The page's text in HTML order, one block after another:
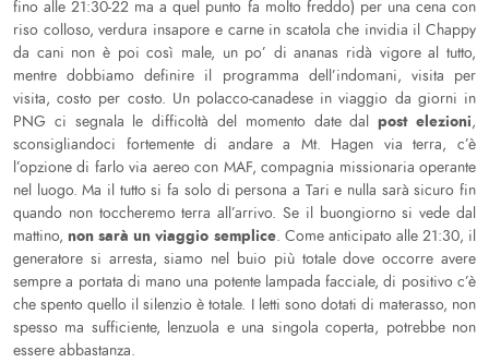
fino alle 21:30-22 ma a quel punto fa molto freddo) per una cena con
riso colloso, verdura insapore e carne in scatola che invidia il Chappy
da cani non è poi così male, un po’ di ananas ridà vigore al tutto,
mentre dobbiamo definire il programma dell’indomani, visita per
visita, costo per costo. Un polacco-canadese in viaggio da giorni in
PNG ci segnala le difficoltà del momento date dalpost elezioni,
sconsigliandoci fortemente di andare a Mt. Hagen via terra, c’è
l’opzione di farlo via aereo con MAF, compagnia missionaria operante
nel luogo. Ma il tutto si fa solo di persona a Tari e nulla sarà sicuro fin
quando non toccheremo terra all’arrivo. Se il buongiorno si vede dal
mattino,non sarà un viaggio semplice. Come anticipato alle 21:30, il
generatore si arresta, siamo nel buio più totale dove occorre avere
sempre a portata di mano una potente lampada facciale, di positivo c’è
che spento quello il silenzio è totale. I letti sono dotati di materasso, non
spesso ma sufficiente, lenzuola e una singola coperta, potrebbe non
essere abbastanza.